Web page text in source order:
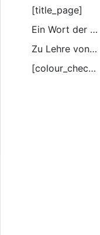
[title_page]
Ein Wort der Erwiderung auf das "Offene Sendschreiben" des Herrn Prof. Dr. Baumgarten.
Zu Lehre von den letzten Dingen. (Fortsetzung.)
[colour_checker]